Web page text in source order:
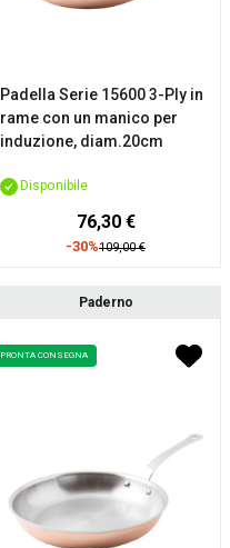
Padella Serie 15600 3-Ply in
rame con un manico per
induzione, diam.20cm
Disponibile
76,30 €
109,00 €
-30%
PRONTA CONSEGNA
Paderno